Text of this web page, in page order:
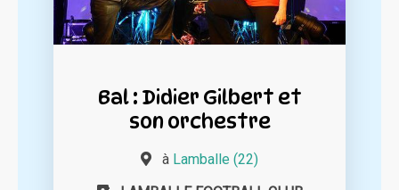
Bal : Didier Gilbert et
son orchestre
à Lamballe (22)